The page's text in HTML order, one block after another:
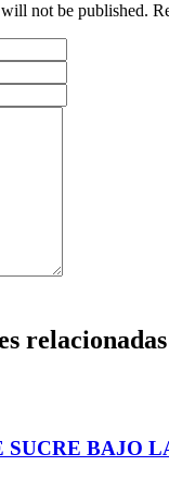
not be published.
relacionadas
SUCRE BAJO